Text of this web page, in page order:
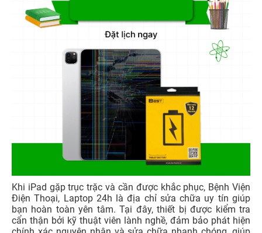
Khi iPad gặp trục trặc và cần được khắc phục, Bệnh Viện
Điện Thoại, Laptop 24h là địa chỉ sửa chữa uy tín giúp
bạn hoàn toàn yên tâm. Tại đây, thiết bị được kiểm tra
cẩn thận bởi kỹ thuật viên lành nghề, đảm bảo phát hiện